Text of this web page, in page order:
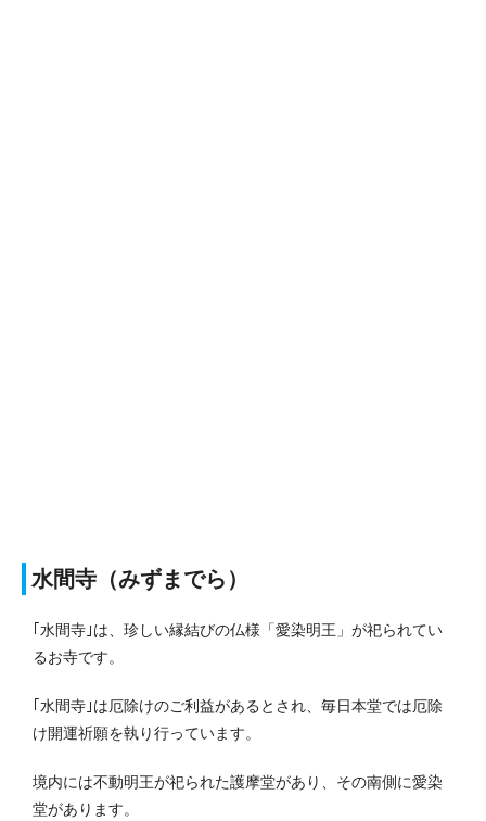
水間寺（みずまでら）
｢水間寺｣は、珍しい縁結びの仏様「愛染明王」が祀られてい
るお寺です。
｢水間寺｣は厄除けのご利益があるとされ、毎日本堂では厄除
け開運祈願を執り行っています。
境内には不動明王が祀られた護摩堂があり、その南側に愛染
堂があります。